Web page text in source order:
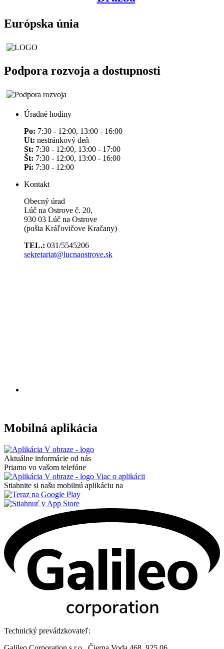
Európska únia
Podpora rozvoja a dostupnosti
Úradné hodiny
Po: 7:30 - 12:00, 13:00 - 16:00
Ut: nestránkový deň
St: 7:30 - 12:00, 13:00 - 17:00
Št: 7:30 - 12:00, 13:00 - 16:00
Pi: 7:30 - 12:00
Kontakt
Obecný úrad
Lúč na Ostrove č. 20,
930 03 Lúč na Ostrove
(pošta Kráľovičove Kračany)
TEL.: 031/5545206
sekretariat@lucnaostrove.sk
Mobilná aplikácia
Aktuálne informácie od nás
Priamo vo vašom telefóne
Viac o aplikácii
Stiahnite si našu mobilnú aplikáciu na
Technický prevádzkovateľ: